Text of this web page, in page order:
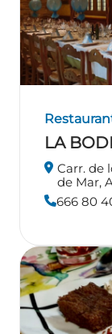
LA
Carr. de
de Mar,
666 80